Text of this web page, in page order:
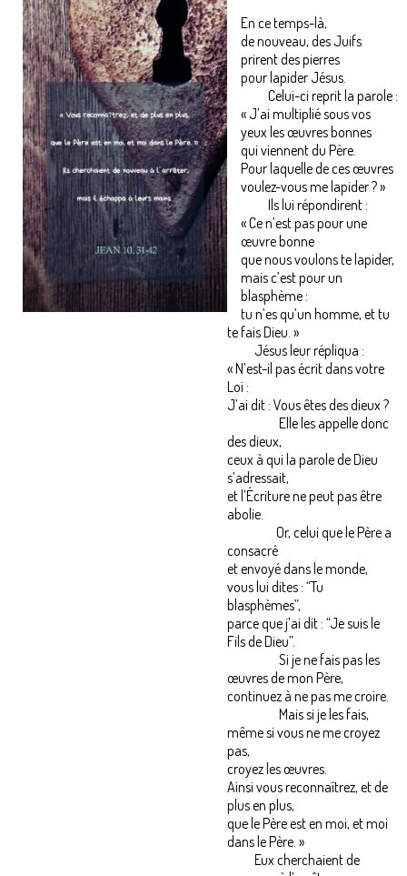
En ce temps-là,
de nouveau, des Juifs
prirent des pierres
pour lapider Jésus.
Celui-ci reprit la parole :
« J’ai multiplié sous vos
yeux les œuvres bonnes
qui viennent du Père.
Pour laquelle de ces œuvres
voulez-vous me lapider ? »
Ils lui répondirent :
« Ce n’est pas pour une
œuvre bonne
que nous voulons te lapider,
mais c’est pour un
blasphème :
tu n’es qu’un homme, et tu
te fais Dieu. »
Jésus leur répliqua :
« N’est-il pas écrit dans votre
Loi :
J’ai dit : Vous êtes des dieux ?
Elle les appelle donc
des dieux,
ceux à qui la parole de Dieu
s’adressait,
et l’Écriture ne peut pas être
abolie.
Or, celui que le Père a
consacré
et envoyé dans le monde,
vous lui dites : “Tu
blasphèmes”,
parce que j’ai dit : “Je suis le
Fils de Dieu”.
Si je ne fais pas les
œuvres de mon Père,
continuez à ne pas me croire.
Mais si je les fais,
même si vous ne me croyez
pas,
croyez les œuvres.
Ainsi vous reconnaîtrez, et de
plus en plus,
que le Père est en moi, et moi
dans le Père. »
Eux cherchaient de